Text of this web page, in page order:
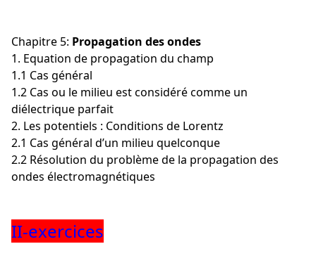
Chapitre 5: Propagation des ondes
1. Equation de propagation du champ
1.1 Cas général
1.2 Cas ou le milieu est considéré comme un
diélectrique parfait
2. Les potentiels : Conditions de Lorentz
2.1 Cas général d’un milieu quelconque
2.2 Résolution du problème de la propagation des
ondes électromagnétiques
II-exercices